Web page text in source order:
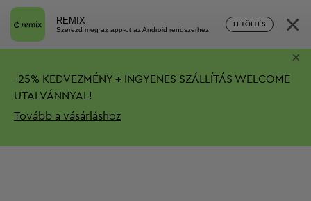
REMIX
Szerezd meg az app-ot az Android rendszerhez
LETÖLTÉS ×
-25% KEDVEZMÉNY + INGYENES SZÁLLÍTÁS WELCOME
UTALVÁNNYAL!
Tovább a vásárláshoz
×